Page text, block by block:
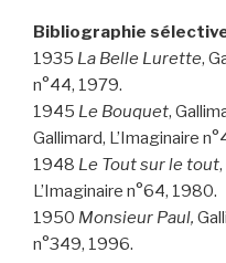
Bibliographie
1935 La Belle Lurette,
n°44, 1979.
1945 Le Bouquet,
Gallimard, L’Imaginaire
1948 Le Tout sur le tout
L’Imaginaire n°64, 1980.
1950 Monsieur Paul,
n°349, 1996.